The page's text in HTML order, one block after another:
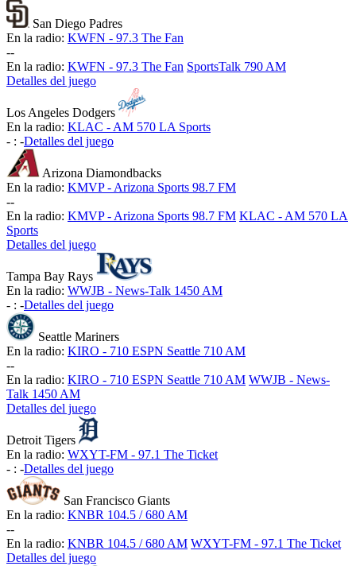
San Diego Padres
En la radio: KWFN - 97.3 The Fan
--
En la radio: KWFN - 97.3 The Fan SportsTalk 790 AM
Detalles del juego
Los Angeles Dodgers
En la radio: KLAC - AM 570 LA Sports
- : -Detalles del juego
Arizona Diamondbacks
En la radio: KMVP - Arizona Sports 98.7 FM
--
En la radio: KMVP - Arizona Sports 98.7 FM KLAC - AM 570 LA
Sports
Detalles del juego
Tampa Bay Rays
En la radio: WWJB - News-Talk 1450 AM
- : -Detalles del juego
Seattle Mariners
En la radio: KIRO - 710 ESPN Seattle 710 AM
--
En la radio: KIRO - 710 ESPN Seattle 710 AM WWJB - News-
Talk 1450 AM
Detalles del juego
Detroit Tigers
En la radio: WXYT-FM - 97.1 The Ticket
- : -Detalles del juego
San Francisco Giants
En la radio: KNBR 104.5 / 680 AM
--
En la radio: KNBR 104.5 / 680 AM WXYT-FM - 97.1 The Ticket
Detalles del juego